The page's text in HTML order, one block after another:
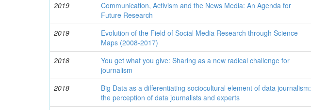
2019
Communication, Activism and the News Media: An Agenda for
Future Research
2019
Evolution of the Field of Social Media Research through Science
Maps (2008-2017)
2018
You get what you give: Sharing as a new radical challenge for
journalism
2018
Big Data as a differentiating sociocultural element of data journalism:
the perception of data journalists and experts